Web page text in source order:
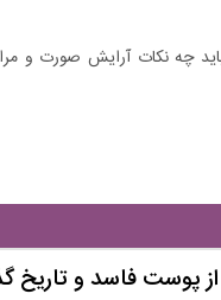
30 ساله شدن باید چه نکات
از پوست فاسد و